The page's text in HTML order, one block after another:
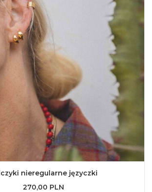
nieregularne języczki
270,00 PLN